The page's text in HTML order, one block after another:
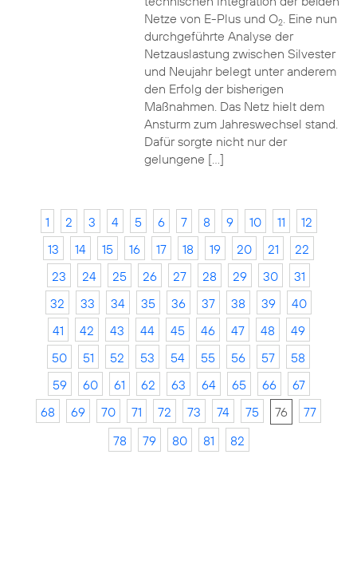
Netze von E-Plus und O2. Eine nun
durchgeführte Analyse der
Netzauslastung zwischen Silvester
und Neujahr belegt unter anderem
den Erfolg der bisherigen
Maßnahmen. Das Netz hielt dem
Ansturm zum Jahreswechsel stand.
Dafür sorgte nicht nur der
gelungene […]
1 2 3 4 5 6 7 8 9 10 11
12
13
14 15 16 17 18 19 20 21
22
23
24 25 26 27 28 29 30
31
32
33 34 35 36 37 38 39
40
41
42 43 44 45 46 47 48
49
50
51 52 53 54 55 56 57
58
59
60 61 62 63 64 65 66
67
68
69 70 71 72 73 74 75 76
77
78
79 80 81 82